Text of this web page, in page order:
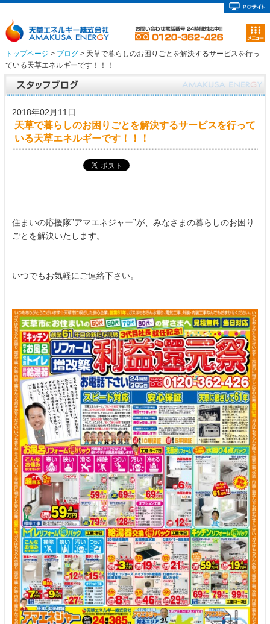
トップページ > ブログ> 天草で暮らしのお困りごとを解決するサービスを行っ
ている天草エネルギーです！！！
2018年02月11日
天草で暮らしのお困りごとを解決するサービスを行って
いる天草エネルギーです！！！
住まいの応援隊”アマエネジャー”が、みなさまの暮らしのお困り
ごとを解決いたします。
いつでもお気軽にご連絡下さい。